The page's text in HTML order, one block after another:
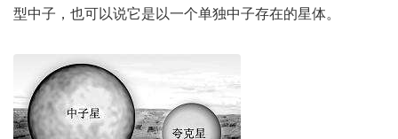
型中子，也可以说它是以一个单独中子存在的星体。